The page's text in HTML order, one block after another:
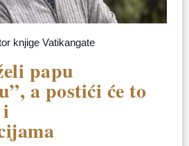
knjige Vatikangate
papu
a postići će to
i